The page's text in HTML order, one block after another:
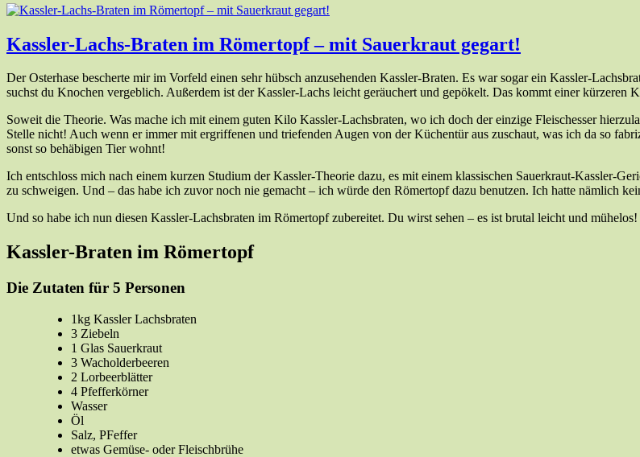
Kassler-Lachs-Braten im Römertopf – mit Sauerkraut gegart!
Der Osterhase bescherte mir im Vorfeld einen sehr hübsch anzusehenden Kassler-Braten. Es war sogar ein Kassler-
suchst du Knochen vergeblich. Außerdem ist der Kassler-Lachs leicht geräuchert und gepökelt. Das kommt einer kürzeren
Soweit die Theorie. Was mache ich mit einem guten Kilo Kassler-Lachsbraten, wo ich doch der einzige Fleischesser
Stelle nicht! Auch wenn er immer mit ergriffenen und triefenden Augen von der Küchentür aus zuschaut, was ich da so
sonst so behäbigen Tier wohnt!
Ich entschloss mich nach einem kurzen Studium der Kassler-Theorie dazu, es mit einem klassischen Sauerkraut-Kassler-
zu schweigen. Und – das habe ich zuvor noch nie gemacht – ich würde den Römertopf dazu benutzen. Ich hatte nämlich
Und so habe ich nun diesen Kassler-Lachsbraten im Römertopf zubereitet. Du wirst sehen – es ist brutal leicht und mühelos!
Kassler-Braten im Römertopf
Die Zutaten für 5 Personen
1kg Kassler Lachsbraten
3 Ziebeln
1 Glas Sauerkraut
3 Wacholderbeeren
2 Lorbeerblätter
4 Pfefferkörner
Wasser
Öl
Salz, PFeffer
etwas Gemüse- oder Fleischbrühe